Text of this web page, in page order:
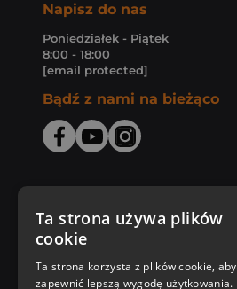
Napisz do nas
Poniedziałek - Piątek
8:00 - 18:00
[email protected]
Bądź z nami na bieżąco
Zakupy u nas
Nasza oferta
Ta strona używa plików
cookie
Ta strona korzysta z plików cookie, aby
zapewnić lepszą wygodę użytkowania.